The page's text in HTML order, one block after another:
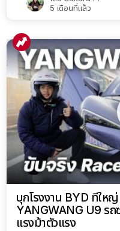
5 เดือนที่แล้ว
บุกโรงงาน BYD ที่ให
YANGWANG U9 รถ
แรงม้าตัวแรง